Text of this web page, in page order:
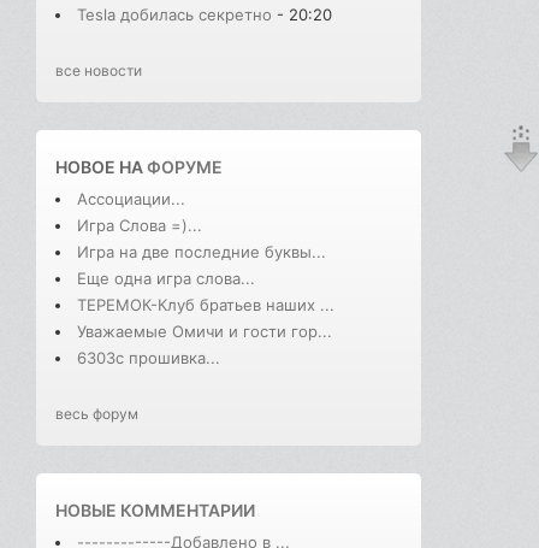
Tesla добилась секретно - 20:20
все новости
НОВОЕ НАФОРУМЕ
Ассоциации...
Игра Слова =)...
Игра на две последние буквы...
Еще одна игра слова...
ТЕРЕМОК-Клуб братьев наших ...
Уважаемые Омичи и гости гор...
6303с прошивка...
весь форум
НОВЫЕ КОММЕНТАРИИ
-------------Добавлено в ...